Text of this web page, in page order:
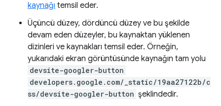
kaynağı temsil eder.
Üçüncü düzey, dördüncü düzey ve bu şekilde
devam eden düzeyler, bu kaynaktan yüklenen
dizinleri ve kaynakları temsil eder. Örneğin,
yukarıdaki ekran görüntüsünde kaynağın tam yolu
devsite-googler-button
developers.google.com/_static/19aa27122b/c
ss/devsite-googler-button şeklindedir.